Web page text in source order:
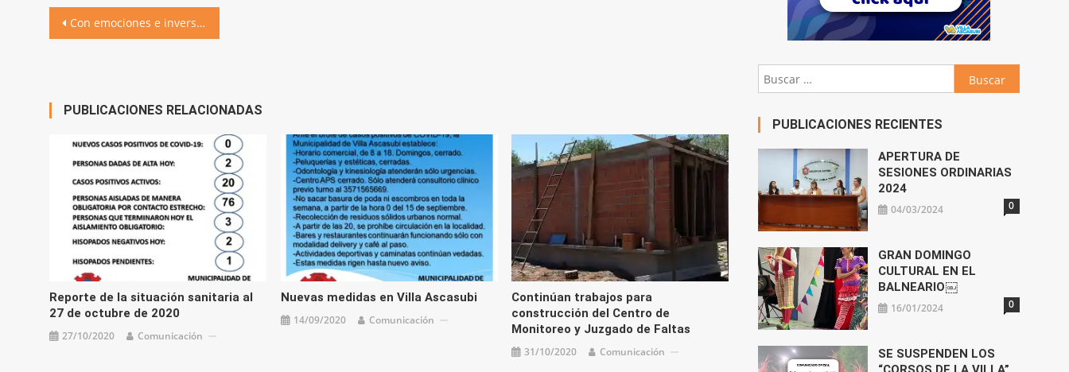
el
volumen.
Navegación
Con emociones e inversiones, el IPEM 37 celebró el 50° aniversario
PUBLICACIONES RELACIONADAS
Reporte de la situación sanitaria al
27 de octubre de 2020
27/10/2020 Comunicación
Nuevas medidas en Villa Ascasubi
14/09/2020 Comunicación
Continúan trabajos para
construcción del Centro de
Monitoreo y Juzgado de Faltas
31/10/2020 Comunicación
Buscar:
PUBLICACIONES RECIENTES
APERTURA DE
SESIONES ORDINARIAS
2024
04/03/2024 0
GRAN DOMINGO
CULTURAL EN EL
BALNEARIO￼
16/01/2024 0
SE SUSPENDEN LOS